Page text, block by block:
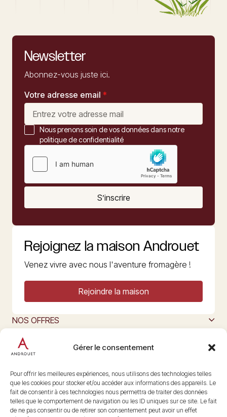
Gérer le consentement
Pour offrir les meilleures expériences, nous utilisons des technologies telles
que les cookies pour stocker et/ou accéder aux informations des appareils. Le
fait de consentir à ces technologies nous permettra de traiter des données
telles que le comportement de navigation ou les ID uniques sur ce site. Le fait
de ne pas consentir ou de retirer son consentement peut avoir un effet
Newsletter
Abonnez-vous juste ici.
Votre adresse email *
Nous prenons soin de vos données dans notre
politique de confidentialité
S’inscrire
Rejoignez la maison Androuet
Venez vivre avec nous l'aventure fromagère !
Rejoindre la maison
NOS OFFRES
L’ART DU FROMAGE
Nous suivre
@maisonandrouet
Copyright © 2026 Androuet